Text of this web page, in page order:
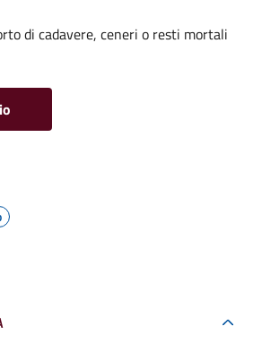
di cadavere, ceneri o resti mortali